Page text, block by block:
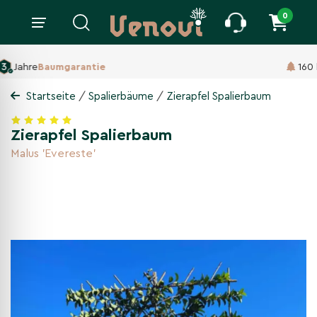
0
160 ha Baumschule,
Startseite / Spalierbäume / Zierapfel Spalierbaum
Zierapfel Spalierbaum
Malus 'Evereste'